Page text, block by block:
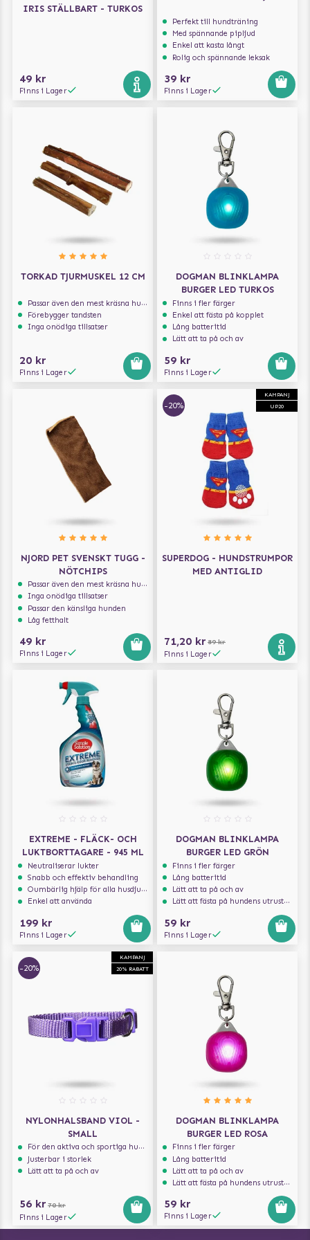
IRIS STÄLLBART - TURKOS
49 kr
Finns i Lager
Perfekt till hundträning
Med spännande pipljud
Enkel att kasta långt
Rolig och spännande leksak
39 kr
Finns i Lager
TORKAD TJURMUSKEL 12 CM
Passar även den mest kräsna hunden
Förebygger tandsten
Inga onödiga tillsatser
20 kr
Finns i Lager
DOGMAN BLINKLAMPA
BURGER LED TURKOS
Finns i fler färger
Enkel att fästa på kopplet
Lång batteritid
Lätt att ta på och av
59 kr
Finns i Lager
NJORD PET SVENSKT TUGG -
NÖTCHIPS
Passar även den mest kräsna hunden
Inga onödiga tillsatser
Passar den känsliga hunden
Låg fetthalt
49 kr
Finns i Lager
KAMPANJ
UP20
-20%
SUPERDOG - HUNDSTRUMPOR
MED ANTIGLID
71,20 kr 89 kr
Finns i Lager
EXTREME - FLÄCK- OCH
LUKTBORTTAGARE - 945 ML
Neutraliserar lukter
Snabb och effektiv behandling
Oumbärlig hjälp för alla husdjursägare
Enkel att använda
199 kr
Finns i Lager
DOGMAN BLINKLAMPA
BURGER LED GRÖN
Finns i fler färger
Lång batteritid
Lätt att ta på och av
Lätt att fästa på hundens utrustning
59 kr
Finns i Lager
KAMPANJ
20% RABATT
-20%
NYLONHALSBAND VIOL -
SMALL
För den aktiva och sportiga hunden
Justerbar i storlek
Lätt att ta på och av
56 kr 70 kr
Finns i Lager
DOGMAN BLINKLAMPA
BURGER LED ROSA
Finns i fler färger
Lång batteritid
Lätt att ta på och av
Lätt att fästa på hundens utrustning
59 kr
Finns i Lager